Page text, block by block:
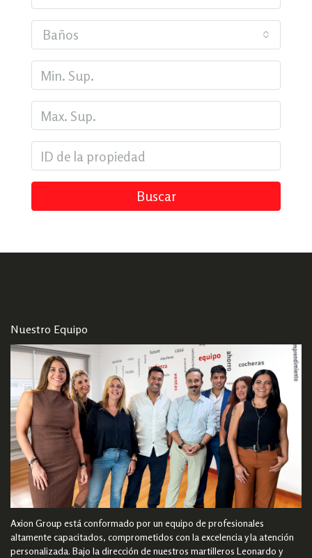
Baños
Buscar
Nuestro Equipo
Axion Group está conformado por un equipo de profesionales
altamente capacitados, comprometidos con la excelencia y la atención
personalizada. Bajo la dirección de nuestros martilleros Leonardo y